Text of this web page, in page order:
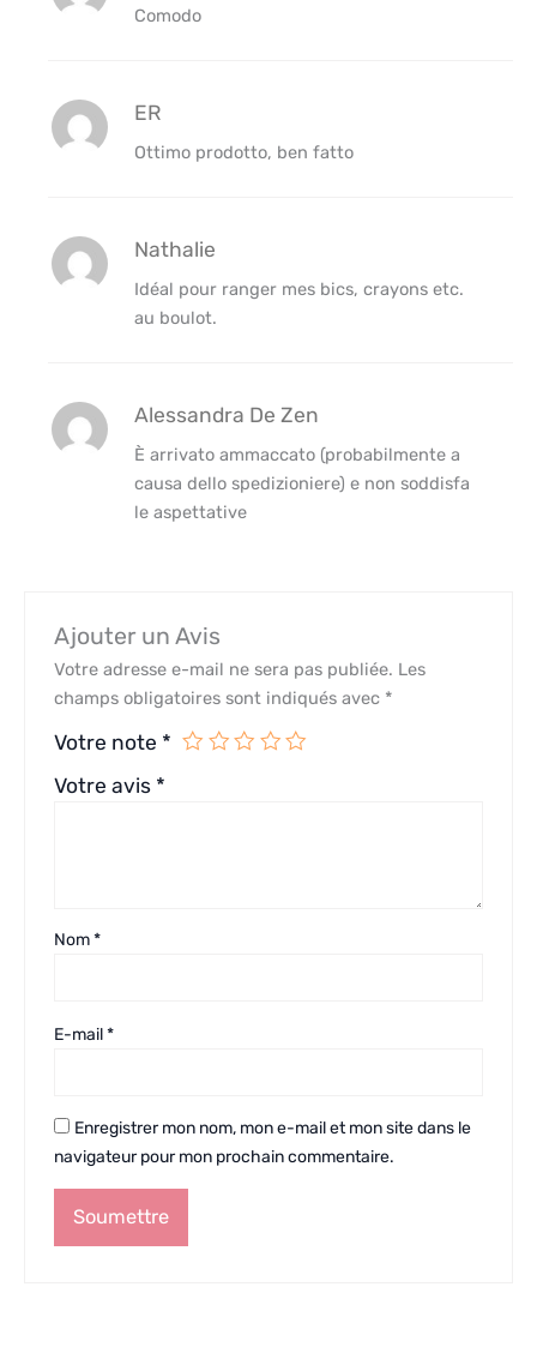
Comodo
ER
Ottimo prodotto, ben fatto
Nathalie
Idéal pour ranger mes bics, crayons etc.
au boulot.
Alessandra De Zen
È arrivato ammaccato (probabilmente a
causa dello spedizioniere) e non soddisfa
le aspettative
Ajouter un Avis
Votre adresse e-mail ne sera pas publiée. Les
champs obligatoires sont indiqués avec *
Votre note *
Votre avis *
Nom*
E-mail*
Enregistrer mon nom, mon e-mail et mon site dans le
navigateur pour mon prochain commentaire.